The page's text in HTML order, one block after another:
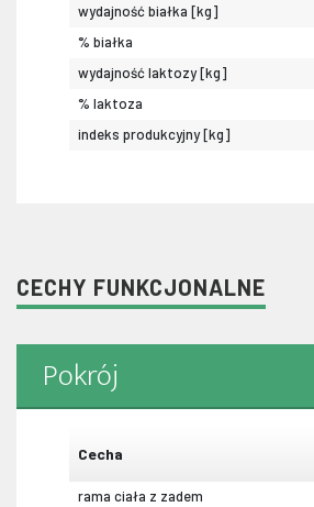
wydajność białka [kg]
% białka
wydajność laktozy [kg]
% laktoza
indeks produkcyjny [kg]
CECHY FUNKCJONALNE
Pokrój
Cecha
rama ciała z zadem